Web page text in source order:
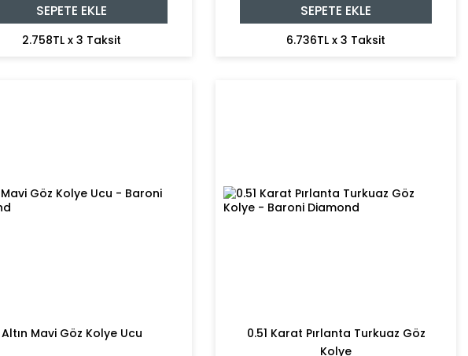
SEPETE EKLE
2.758TL x 3 Taksit
SEPETE EKLE
6.736TL x 3 Taksit
Altın Mavi Göz Kolye Ucu
0.51 Karat Pırlanta Turkuaz Göz
Kolye